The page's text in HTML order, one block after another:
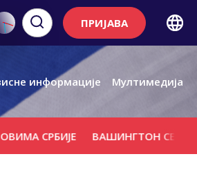
ПРИЈАВА
информације Мултимедија
ВАШИНГТОН СЕ ПРОТИВИ